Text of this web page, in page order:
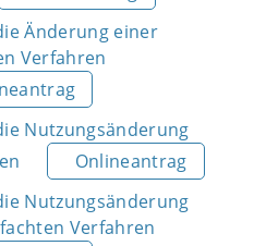
Änderung einer
Verfahren
Nutzungsänderung
Onlineantrag
Nutzungsänderung
Verfahren